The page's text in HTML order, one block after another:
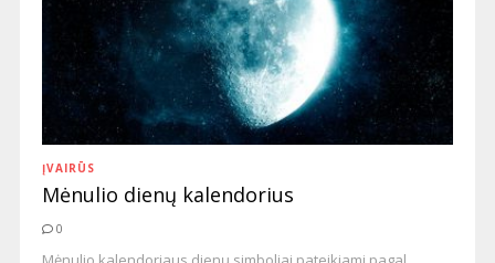
ĮVAIRŪS
Mėnulio dienų kalendorius
0